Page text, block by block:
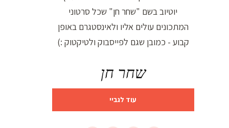
יוטיוב בשם "שחר חן" שכל סרטוני
המתכונים עולים אליו ולאינסטגרם באופן
קבוע - כמובן שגם לפייסבוק ולטיקטוק :)
שחר חן
עוד לגביי